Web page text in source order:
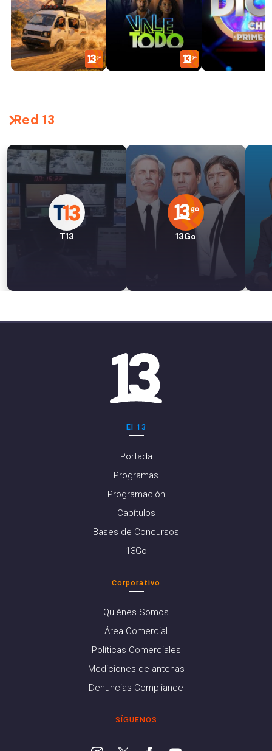
Red 13
T13 13Go
El 13
Portada
Programas
Programación
Capítulos
Bases de Concursos
13Go
Corporativo
Quiénes Somos
Área Comercial
Políticas Comerciales
Mediciones de antenas
Denuncias Compliance
SÍGUENOS